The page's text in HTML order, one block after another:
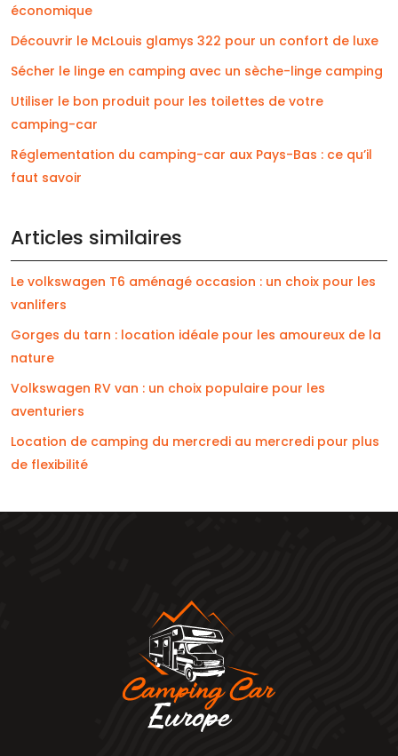
économique
Découvrir le McLouis glamys 322 pour un confort de luxe
Sécher le linge en camping avec un sèche-linge camping
Utiliser le bon produit pour les toilettes de votre
camping-car
Réglementation du camping-car aux Pays-Bas : ce qu’il
faut savoir
Articles similaires
Le volkswagen T6 aménagé occasion : un choix pour les
vanlifers
Gorges du tarn : location idéale pour les amoureux de la
nature
Volkswagen RV van : un choix populaire pour les
aventuriers
Location de camping du mercredi au mercredi pour plus
de flexibilité